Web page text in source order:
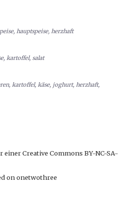
, hauptspeise, herzhaft
, kartoffel, salat
, kartoffel, käse, joghurt, herzhaft,
einerCreative Commons BY-NC-SA-
ononetwothree